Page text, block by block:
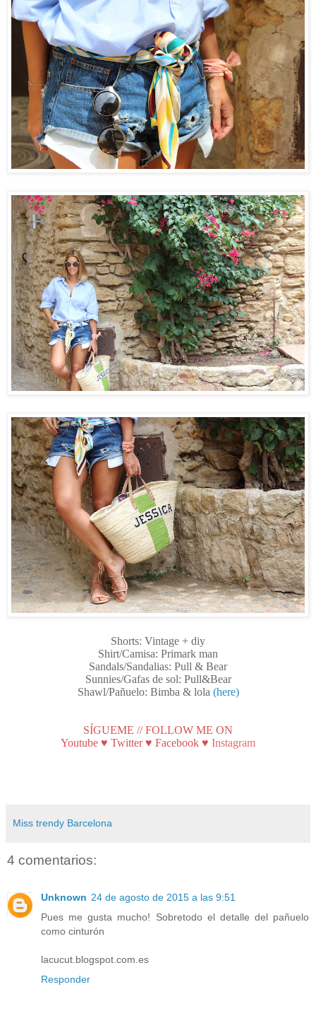
Shorts: Vintage + diy
Shirt/Camisa: Primark man
Sandals/Sandalias: Pull & Bear
Sunnies/Gafas de sol: Pull&Bear
Shawl/Pañuelo: Bimba & lola (here)
SÍGUEME // FOLLOW ME ON
Youtube ♥ Twitter ♥ Facebook ♥ Instagram
Miss trendy Barcelona
4 comentarios:
Unknown 24 de agosto de 2015 a las 9:51
Pues me gusta mucho! Sobretodo el detalle del pañuelo
como cinturón
lacucut.blogspot.com.es
Responder